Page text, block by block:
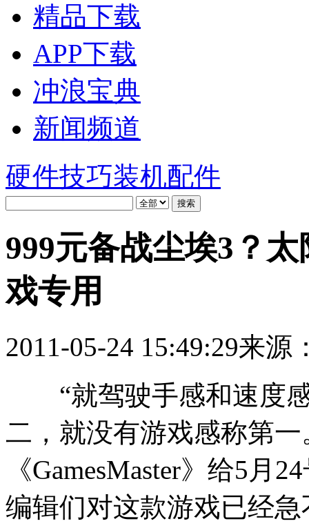
精品下载
APP下载
冲浪宝典
新闻频道
硬件技巧装机配件
999元备战尘埃3？
戏专用
2011-05-24 15:49:29来源
“就驾驶手感和速度感
二，就没有游戏感称第
《GamesMaster》给5月
编辑们对这款游戏已经